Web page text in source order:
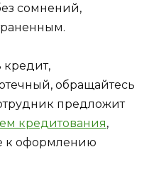
сомнений,
кредит,
обращайтесь
предложит
кредитования,
к оформлению